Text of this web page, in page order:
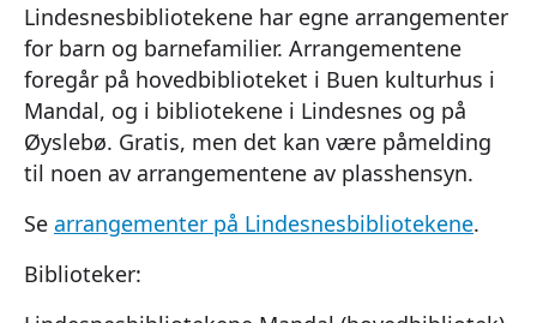
Lindesnesbibliotekene har egne arrangementer
for barn og barnefamilier. Arrangementene
foregår på hovedbiblioteket i Buen kulturhus i
Mandal, og i bibliotekene i Lindesnes og på
Øyslebø. Gratis, men det kan være påmelding
til noen av arrangementene av plasshensyn.
Se arrangementer på Lindesnesbibliotekene.
Biblioteker: